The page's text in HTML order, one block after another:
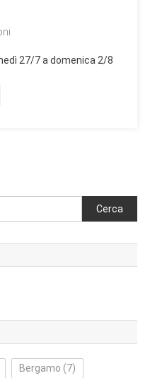
27/7 a domenica 2/8
Cerca
Bergamo (7)